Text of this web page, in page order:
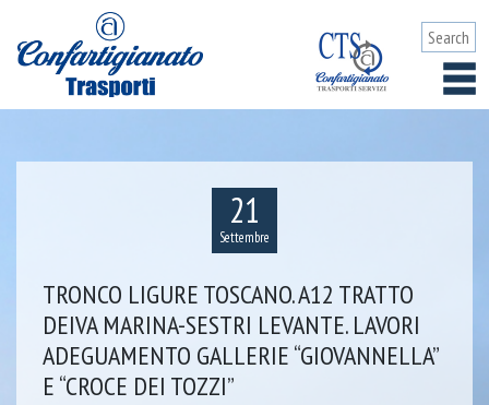
21
Settembre
TRONCO LIGURE TOSCANO. A12 TRATTO
DEIVA MARINA-SESTRI LEVANTE. LAVORI
ADEGUAMENTO GALLERIE “GIOVANNELLA”
E “CROCE DEI TOZZI”